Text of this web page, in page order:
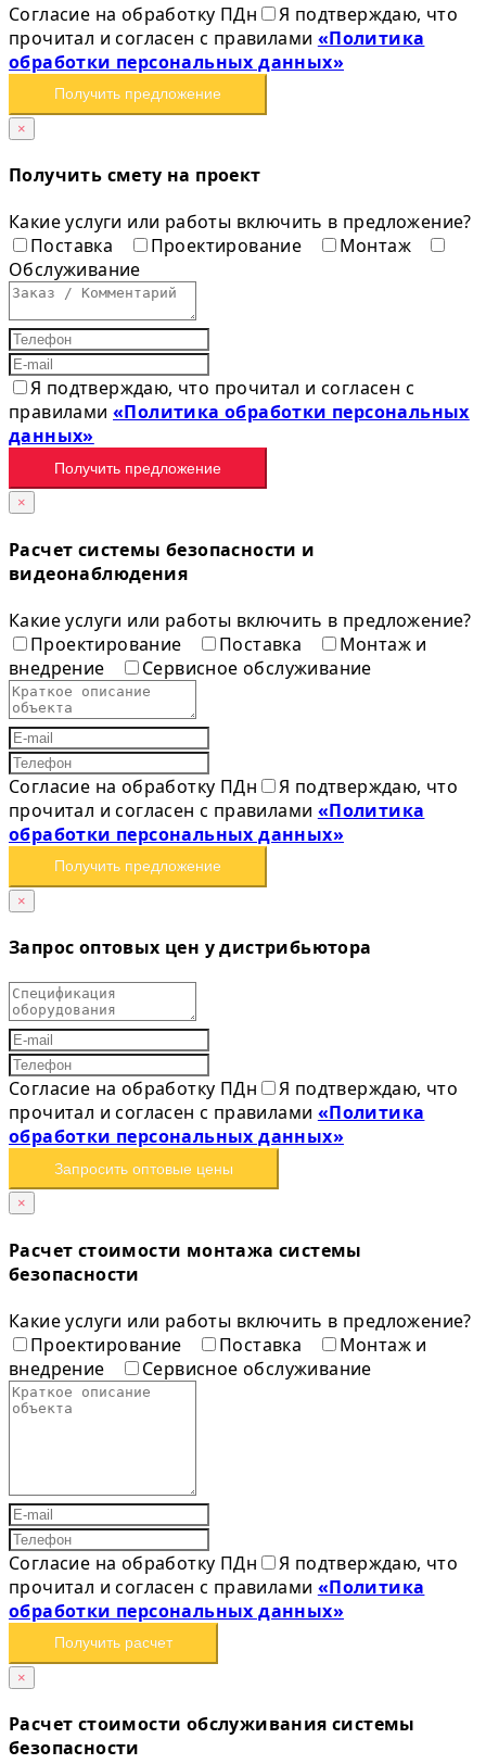
Согласие на обработку ПДн
Я подтверждаю, что
прочитал и согласен с правилами «Политика
обработки персональных данных»
Получить предложение
×
Получить смету на проект
Какие услуги или работы включить в предложение?
Поставка
Проектирование
Монтаж
Обслуживание
Я подтверждаю, что прочитал и согласен с
правилами«Политика обработки персональных
данных»
Получить предложение
×
Расчет системы безопасности и
видеонаблюдения
Какие услуги или работы включить в предложение?
Проектирование
Поставка
Монтаж и
внедрение
Сервисное обслуживание
Согласие на обработку ПДн
Я подтверждаю, что
прочитал и согласен с правилами «Политика
обработки персональных данных»
Получить предложение
×
Запрос оптовых цен у дистрибьютора
Согласие на обработку ПДн
Я подтверждаю, что
прочитал и согласен с правилами «Политика
обработки персональных данных»
Запросить оптовые цены
×
Расчет стоимости монтажа системы
безопасности
Какие услуги или работы включить в предложение?
Проектирование
Поставка
Монтаж и
внедрение
Сервисное обслуживание
Согласие на обработку ПДн
Я подтверждаю, что
прочитал и согласен с правилами «Политика
обработки персональных данных»
Получить расчет
×
Расчет стоимости обслуживания системы
безопасности